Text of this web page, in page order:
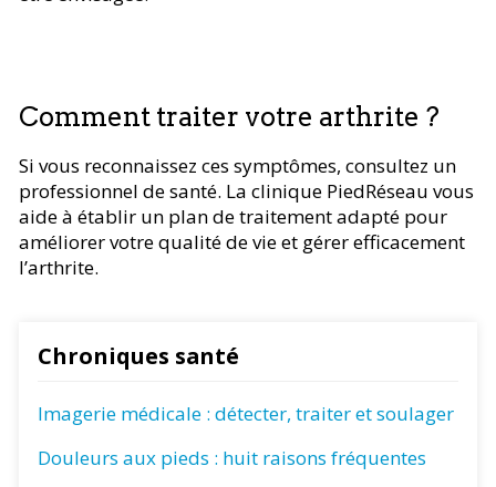
Comment traiter votre arthrite ?
Si vous reconnaissez ces symptômes, consultez un
professionnel de santé. La clinique PiedRéseau vous
aide à établir un plan de traitement adapté pour
améliorer votre qualité de vie et gérer efficacement
l’arthrite.
Chroniques santé
Imagerie médicale : détecter, traiter et soulager
Douleurs aux pieds : huit raisons fréquentes